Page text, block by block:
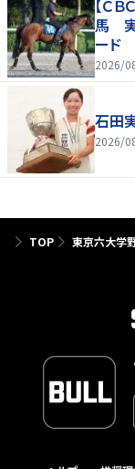
【Ｃ
馬 実
ード
2026/
石田
2026/
TOP 東京六大学